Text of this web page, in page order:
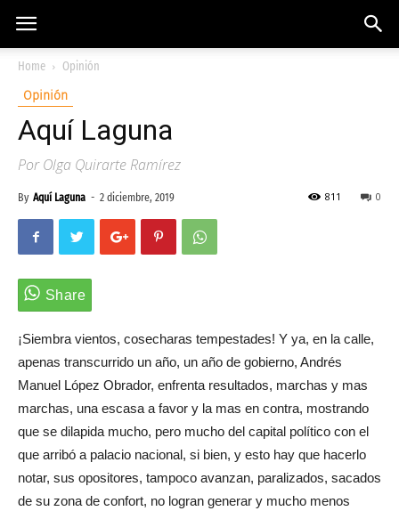
Home
Opinión
Opinión
Aquí Laguna
Por Olga Quirarte Ramírez
By Aquí Laguna - 2 diciembre, 2019 0
811
¡Siembra vientos, cosecharas tempestades! Y ya, en la calle,
apenas transcurrido un año, un año de gobierno, Andrés
Manuel López Obrador, enfrenta resultados, marchas y mas
marchas, una escasa a favor y la mas en contra, mostrando
que se dilapida mucho, pero mucho del capital político con el
que arribó a palacio nacional, si bien, y esto hay que hacerlo
notar, sus opositores, tampoco avanzan, paralizados, sacados
de su zona de confort, no logran generar y mucho menos